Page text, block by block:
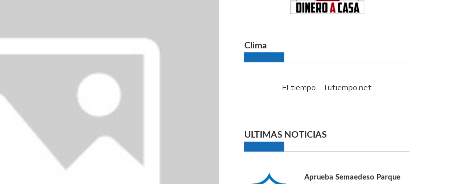
Clima
El tiempo - Tutiempo.net
ULTIMAS NOTICIAS
Aprueba Semaedeso Parque